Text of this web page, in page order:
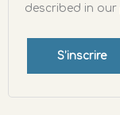
described in our
S’inscrire